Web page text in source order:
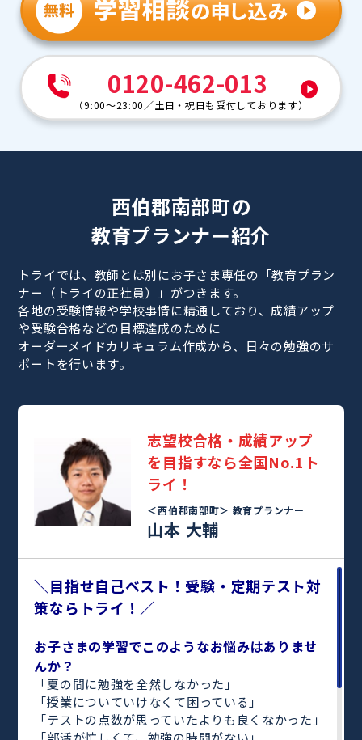
0120-462-013
（9:00～23:00 ／土日・祝日も受付しております）
西伯郡南部町の
教育プランナー紹介
トライでは、教師とは別にお子さま専任の「教育プラン
ナー（トライの正社員）」がつきます。
各地の受験情報や学校事情に精通しており、成績アップ
や受験合格などの目標達成のために
オーダーメイドカリキュラム作成から、日々の勉強のサ
ポートを行います。
志望校合格・成績アップ
を目指すなら全国No.1ト
ライ！
＜西伯郡南部町＞ 教育プランナー
山本 大輔
＼目指せ自己ベスト！受験・定期テスト対
策ならトライ！／
お子さまの学習でこのようなお悩みはありませ
んか？
「夏の間に勉強を全然しなかった」
「授業についていけなくて困っている」
「テストの点数が思っていたよりも良くなかった」